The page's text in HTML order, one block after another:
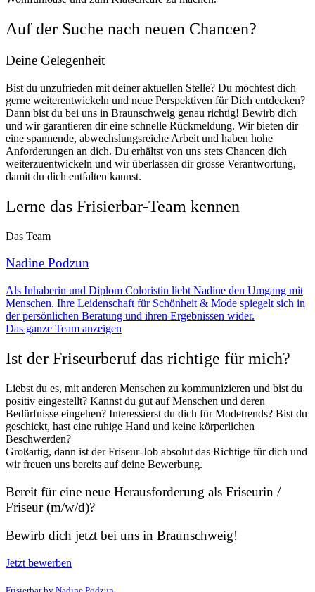
Auf der Suche nach neuen Chancen?
Deine Gelegenheit
Bist du unzufrieden mit deiner aktuellen Stelle? Du möchtest dich
gerne weiterentwickeln und neue Perspektiven für Dich entdecken?
Dann bist du bei uns in Braunschweig genau richtig! Bewirb dich
und wir garantieren dir eine schnelle Rückmeldung. Wir bieten dir
eine spannende, abwechslungsreiche Arbeit und haben hohe
Anforderungen an dich. Du erhältst von uns stets Chancen dich
weiterzuentwickeln und wir überlassen dir grosse Verantwortung,
damit du dich entfalten kannst.
Lerne das Frisierbar-Team kennen
Das Team
Nadine Podzun
Als Inhaberin und Diplom Coloristin liebt Nadine den Umgang mit
Menschen. Ihre Leidenschaft für Schönheit & Mode spiegelt sich in
der persönlichen Beratung und ihren Ergebnissen wider.
Das ganze Team anzeigen
Ist der Friseurberuf das richtige für mich?​
Liebst du es, mit anderen Menschen zu kommunizieren und bist du
positiv eingestellt? Kannst du gut auf Menschen und deren
Bedürfnisse eingehen? Interessierst du dich für Modetrends? Bist du
geschickt, hast eine ruhige Hand und keine körperlichen
Beschwerden?
Großartig, dann ist der Friseur-Job absolut das Richtige für dich und
wir freuen uns bereits auf deine Bewerbung.
Bereit für eine neue Herausforderung als Friseurin /
Friseur (m/w/d)?​
Bewirb dich jetzt bei uns in Braunschweig!
Jetzt bewerben